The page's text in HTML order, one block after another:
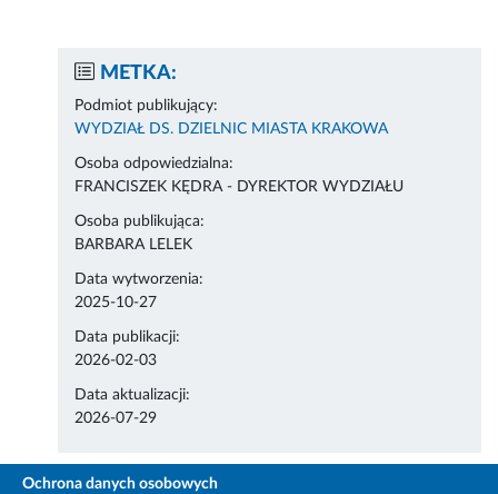
METKA:
Podmiot publikujący:
WYDZIAŁ DS. DZIELNIC MIASTA KRAKOWA
Osoba odpowiedzialna:
FRANCISZEK KĘDRA - DYREKTOR WYDZIAŁU
Osoba publikująca:
BARBARA LELEK
Data wytworzenia:
2025-10-27
Data publikacji:
2026-02-03
Data aktualizacji:
2026-07-29
Ochrona danych osobowych